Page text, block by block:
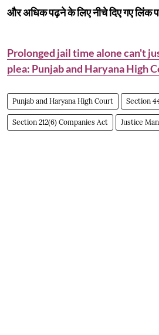
और अधिक पढ़ने के लिए नीचे दिए गए लिंक
Prolonged jail time alone can't
plea: Punjab and Haryana High
Punjab and Haryana High Court Section
Section 212(6) Companies Act Justice